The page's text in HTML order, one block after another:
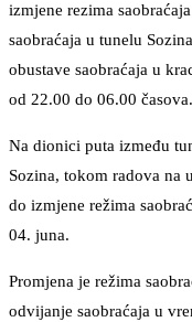
izmjene rezima
saobraćaja u tunelu
obustave saobraćaja u
od 22.00 do 06.00 časova.
Na dionici puta između
Sozina, tokom radova na
do izmjene režima
04. juna.
Promjena je režima
odvijanje saobraćaja u